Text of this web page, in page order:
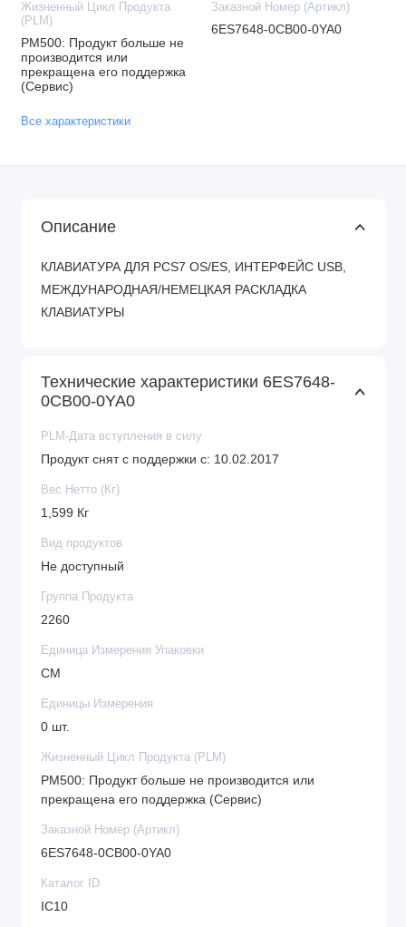
Жизненный Цикл Продукта
(PLM)
PM500: Продукт больше не
производится или
прекращена его поддержка
(Сервис)
Заказной Номер (Артикл)
6ES7648-0CB00-0YA0
Все характеристики
Описание
КЛАВИАТУРА ДЛЯ PCS7 OS/ES, ИНТЕРФЕЙС USB,
МЕЖДУНАРОДНАЯ/НЕМЕЦКАЯ РАСКЛАДКА
КЛАВИАТУРЫ
Технические характеристики 6ES7648-
0CB00-0YA0
PLM-Дата вступления в силу
Продукт снят с поддержки с: 10.02.2017
Вес Нетто (Кг)
1,599 Кг
Вид продуктов
Не доступный
Группа Продукта
2260
Единица Измерения Упаковки
CM
Единицы Измерения
0 шт.
Жизненный Цикл Продукта (PLM)
PM500: Продукт больше не производится или
прекращена его поддержка (Сервис)
Заказной Номер (Артикл)
6ES7648-0CB00-0YA0
Каталог ID
IC10